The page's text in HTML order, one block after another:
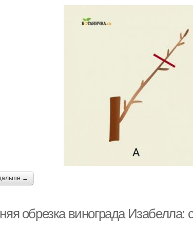
→
обрезка винограда Изабелла: